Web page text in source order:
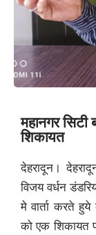
महानगर सिटी
शिकायत
देहरादून।
विजय वर्धन
मे वार्ता करते
को एक शिकायत